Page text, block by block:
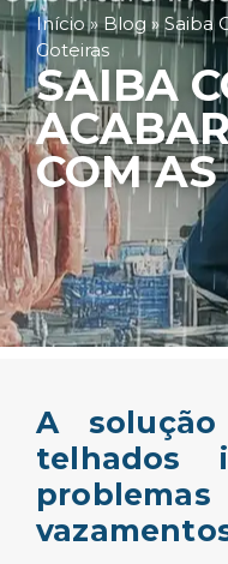
Início»Blog » Saiba
Goteiras
SAIBA
COM
A
telhados